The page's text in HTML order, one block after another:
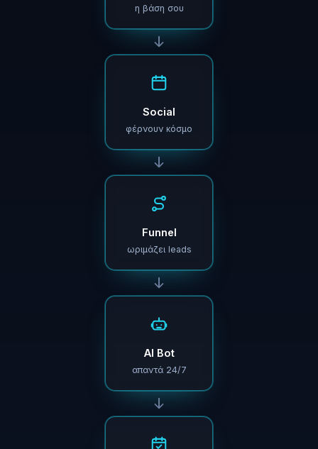
η βάση σου
Social
φέρνουν κόσμο
Funnel
ωριμάζει leads
AI Bot
απαντά 24/7